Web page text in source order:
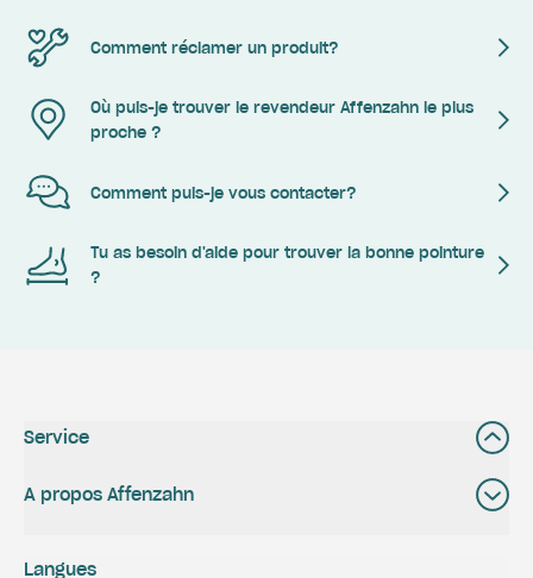
Comment réclamer un produit?
Où puis-je trouver le revendeur Affenzahn le plus
proche ?
Comment puis-je vous contacter?
Tu as besoin d'aide pour trouver la bonne pointure
?
Service
A propos Affenzahn
Langues